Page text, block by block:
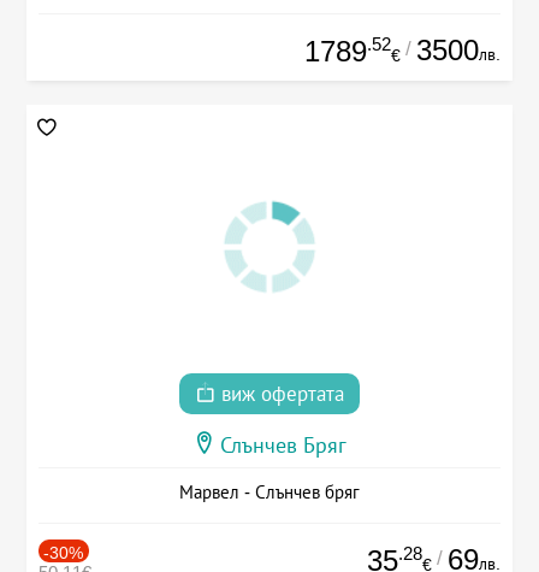
1789.52
€ / 3500лв.
виж офертата
Слънчев Бряг
Марвел - Слънчев бряг
-30% 35.28
€ / 69лв.